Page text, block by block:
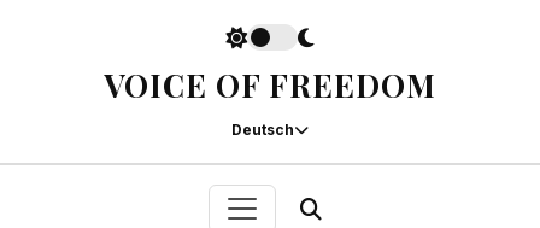
VOICE OF FREEDOM
Deutsch